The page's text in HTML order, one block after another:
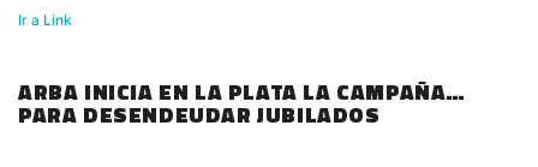
Ir a Link
ARBA INICIA EN LA PLATA LA CAMPAÑA
PARA DESENDEUDAR JUBILADOS